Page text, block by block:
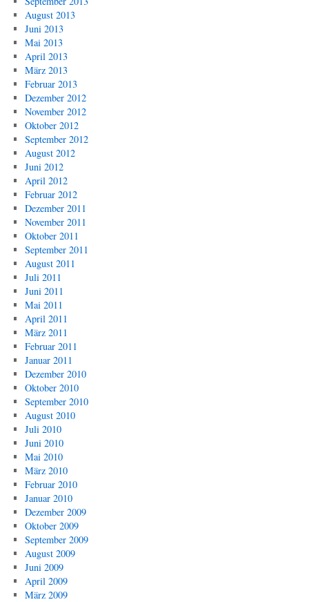
August 2013
Juni 2013
Mai 2013
April 2013
März 2013
Februar 2013
Dezember 2012
November 2012
Oktober 2012
September 2012
August 2012
Juni 2012
April 2012
Februar 2012
Dezember 2011
November 2011
Oktober 2011
September 2011
August 2011
Juli 2011
Juni 2011
Mai 2011
April 2011
März 2011
Februar 2011
Januar 2011
Dezember 2010
Oktober 2010
September 2010
August 2010
Juli 2010
Juni 2010
Mai 2010
März 2010
Februar 2010
Januar 2010
Dezember 2009
Oktober 2009
September 2009
August 2009
Juni 2009
April 2009
März 2009